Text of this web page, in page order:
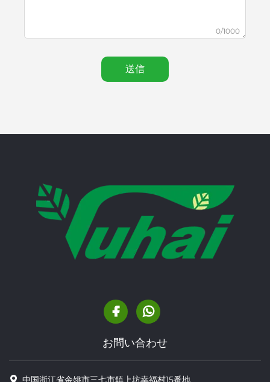
0/1000
送信
お問い合わせ
中国浙江省余姚市三七市鎮上坊幸福村15番地